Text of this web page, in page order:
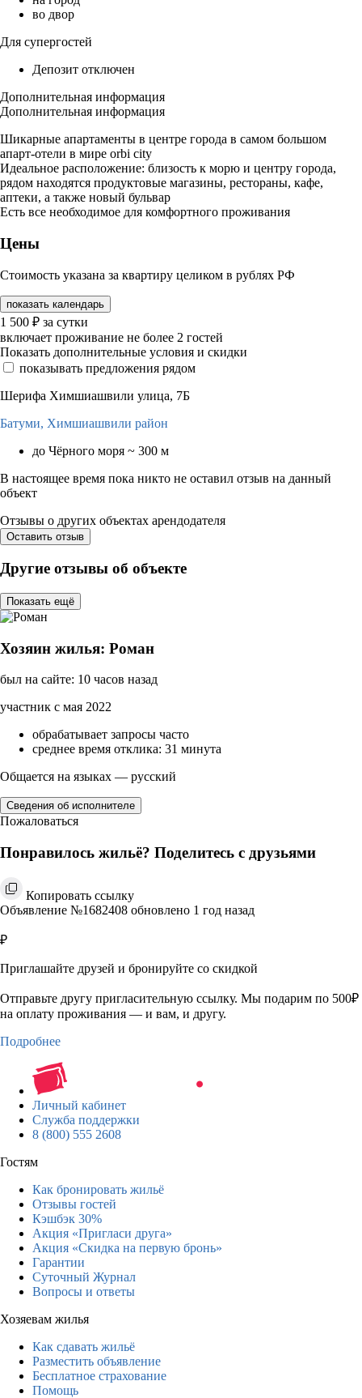
во двор
Для супергостей
Депозит отключен
Дополнительная информация
Дополнительная информация
Шикарные апартаменты в центре города в самом большом
апарт-отели в мире orbi city
Идеальное расположение: близость к морю и центру города,
рядом находятся продуктовые магазины, рестораны, кафе,
аптеки, а также новый бульвар
Есть все необходимое для комфортного проживания
Цены
Стоимость указана за квартиру целиком в рублях РФ
показать календарь
1 500 ₽ за сутки
включает проживание не более 2 гостей
Показать дополнительные условия и скидки
показывать предложения рядом
Шерифа Химшиашвили улица, 7Б
Батуми, Химшиашвили район
до Чёрного моря ~ 300 м
В настоящее время пока никто не оставил отзыв на данный
объект
Отзывы о других объектах арендодателя
Оставить отзыв
Другие отзывы об объекте
Показать ещё
Хозяин жилья: Роман
был на сайте: 10 часов назад
участник с мая 2022
обрабатывает запросы часто
среднее время отклика: 31 минута
Общается на языках — русский
Сведения об исполнителе
Пожаловаться
Понравилось жильё? Поделитесь с друзьями
Копировать ссылку
Объявление №1682408 обновлено 1 год назад
₽
Приглашайте друзей и бронируйте со скидкой
Отправьте другу пригласительную ссылку. Мы подарим по 500₽
на оплату проживания — и вам, и другу.
Подробнее
Личный кабинет
Служба поддержки
8 (800) 555 2608
Гостям
Как бронировать жильё
Отзывы гостей
Кэшбэк 30%
Акция «Пригласи друга»
Акция «Скидка на первую бронь»
Гарантии
Суточный Журнал
Вопросы и ответы
Хозяевам жилья
Как сдавать жильё
Разместить объявление
Бесплатное страхование
Помощь